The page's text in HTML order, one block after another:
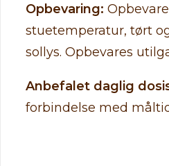
Opbevaring:
stuetemperatur, tørt
sollys. Opbevares
Anbefalet daglig
forbindelse med